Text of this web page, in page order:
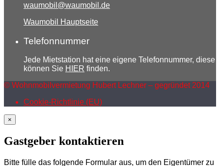
waumobil@waumobil.de
Waumobil Hauptseite
Telefonnummer
Jede Mietstation hat eine eigene Telefonnummer, diese
können Sie HIER finden.
© Wohnmobilvermietung Hubert Lechner – gegründet 2014
Cookie-Richtlinie (EU)
×
Gastgeber kontaktieren
Bitte fülle das folgende Formular aus, um den Eigentümer zu